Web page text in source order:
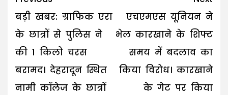
navigation
बड़ी खबर: ग्राफिक एरा
के छात्रों से पुलिस ने
की 1 किलो चरस
बरामद। देहरादून स्थित
नामी कॉलेज के छात्रों
एचएमएस यूनियन ने
भेल कारखाने के शिफ्ट
समय में बदलाव का
किया विरोध। कारखाने
के गेट पर किया